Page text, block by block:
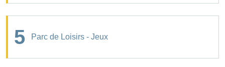
5 Parc de Loisirs - Jeux